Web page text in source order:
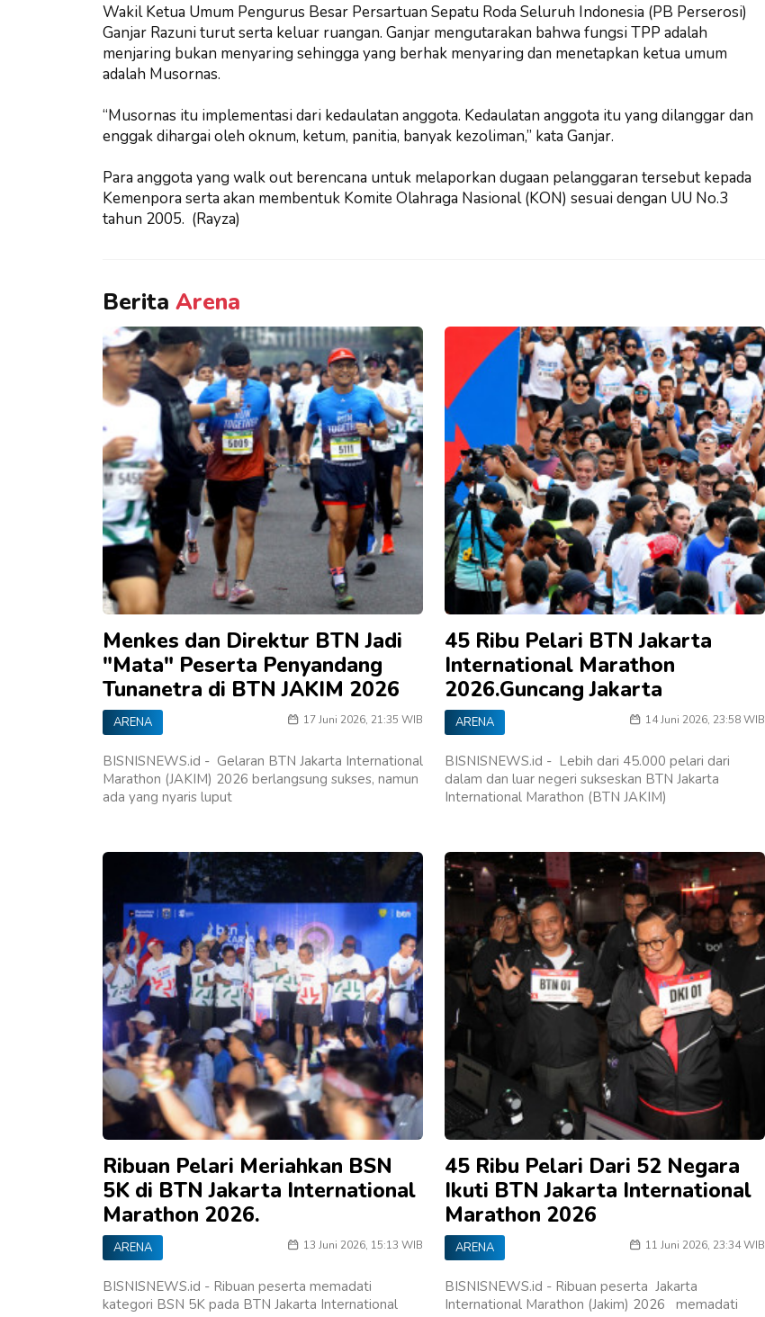
Wakil Ketua Umum Pengurus Besar Persartuan Sepatu Roda Seluruh Indonesia (PB Perserosi)
Ganjar Razuni turut serta keluar ruangan. Ganjar mengutarakan bahwa fungsi TPP adalah
menjaring bukan menyaring sehingga yang berhak menyaring dan menetapkan ketua umum
adalah Musornas.
“Musornas itu implementasi dari kedaulatan anggota. Kedaulatan anggota itu yang dilanggar dan
enggak dihargai oleh oknum, ketum, panitia, banyak kezoliman,” kata Ganjar.
Para anggota yang walk out berencana untuk melaporkan dugaan pelanggaran tersebut kepada
Kemenpora serta akan membentuk Komite Olahraga Nasional (KON) sesuai dengan UU No.3
tahun 2005. (Rayza)
Berita Arena
Menkes dan Direktur BTN Jadi
"Mata" Peserta Penyandang
Tunanetra di BTN JAKIM 2026
ARENA 17 Juni 2026, 21:35 WIB
BISNISNEWS.id - Gelaran BTN Jakarta International
Marathon (JAKIM) 2026 berlangsung sukses, namun
ada yang nyaris luput
45 Ribu Pelari BTN Jakarta
International Marathon
2026.Guncang Jakarta
ARENA 14 Juni 2026, 23:58 WIB
BISNISNEWS.id - Lebih dari 45.000 pelari dari
dalam dan luar negeri sukseskan BTN Jakarta
International Marathon (BTN JAKIM)
Ribuan Pelari Meriahkan BSN
5K di BTN Jakarta International
Marathon 2026.
ARENA 13 Juni 2026, 15:13 WIB
BISNISNEWS.id - Ribuan peserta memadati
kategori BSN 5K pada BTN Jakarta International
45 Ribu Pelari Dari 52 Negara
Ikuti BTN Jakarta International
Marathon 2026
ARENA 11 Juni 2026, 23:34 WIB
BISNISNEWS.id - Ribuan peserta Jakarta
International Marathon (Jakim) 2026 memadati